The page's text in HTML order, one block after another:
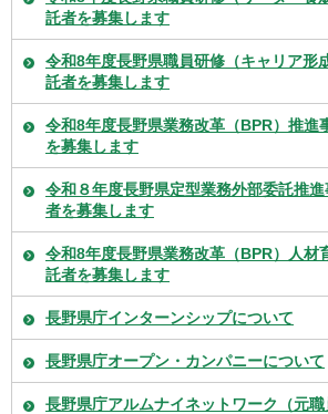
託者を募集します
令和8年度長野県職員研修（キャリア形
託者を募集します
令和8年度長野県業務改革（BPR）推進
を募集します
令和８年度長野県定型業務外部委託推
者を募集します
令和8年度長野県業務改革（BPR）人材
託者を募集します
長野県庁インターンシップについて
長野県庁オープン・カンパニーについて
長野県庁アルムナイネットワーク（元